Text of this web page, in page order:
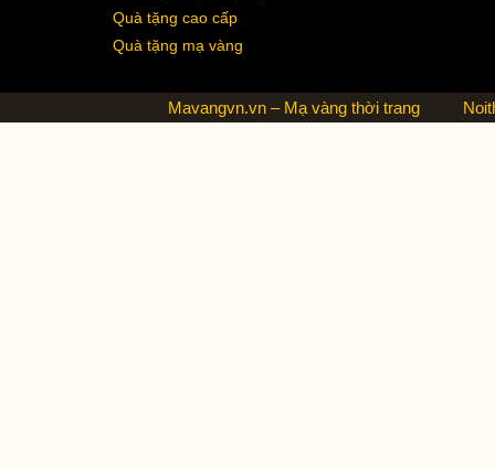
Quà tặng cao cấp
Quà tặng mạ vàng
Mavangvn.vn – Mạ vàng thời trang